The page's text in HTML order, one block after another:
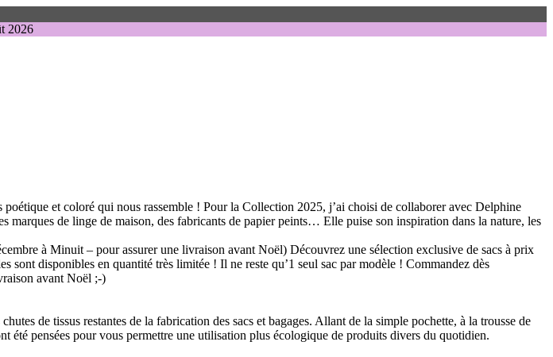
2026
et coloré qui nous rassemble ! Pour la Collection 2025, j’ai choisi de collaborer avec Delphine
de linge de maison, des fabricants de papier peints… Elle puise son inspiration dans la nature, les
à Minuit – pour assurer une livraison avant Noël) Découvrez une sélection exclusive de sacs à prix
disponibles en quantité très limitée ! Il ne reste qu’1 seul sac par modèle ! Commandez dès
avant Noël ;-)
de tissus restantes de la fabrication des sacs et bagages. Allant de la simple pochette, à la trousse de
été pensées pour vous permettre une utilisation plus écologique de produits divers du quotidien.